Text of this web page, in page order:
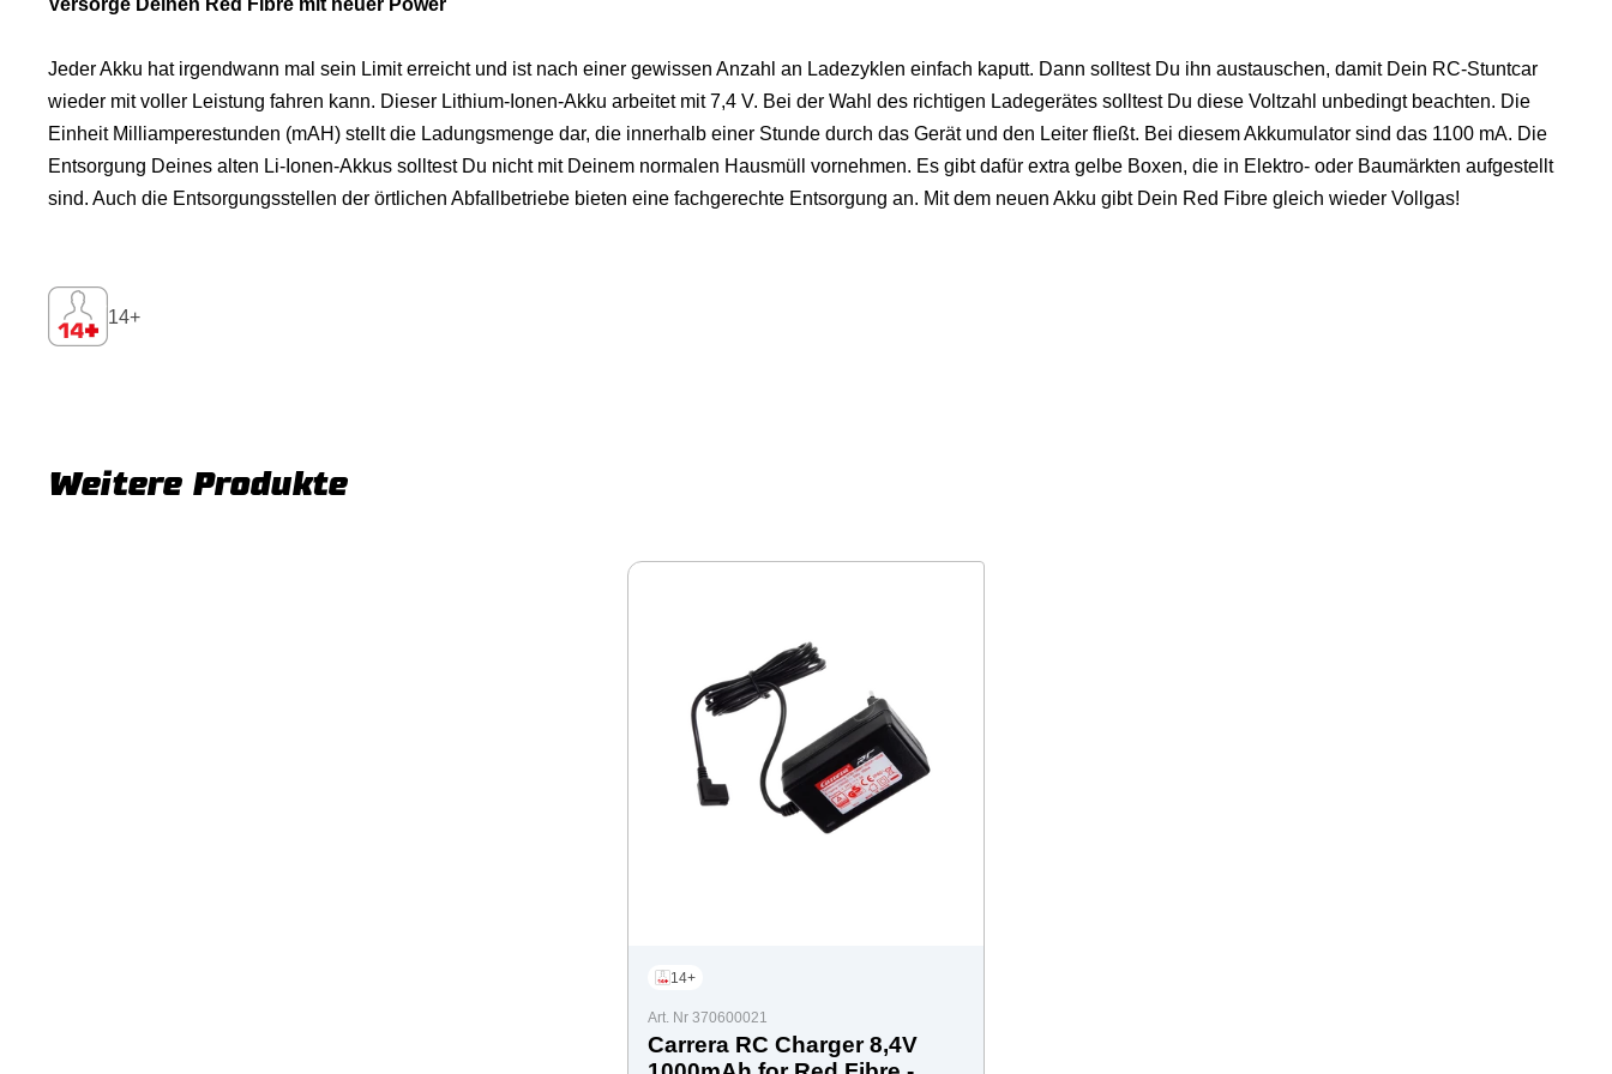
Versorge Deinen Red Fibre mit neuer Power
Jeder Akku hat irgendwann mal sein Limit erreicht und ist nach einer gewissen Anzahl an Ladezyklen einfach kaputt. Dann solltest Du ihn austauschen, damit Dein RC-Stuntcar
wieder mit voller Leistung fahren kann. Dieser Lithium-Ionen-Akku arbeitet mit 7,4 V. Bei der Wahl des richtigen Ladegerätes solltest Du diese Voltzahl unbedingt beachten. Die
Einheit Milliamperestunden (mAH) stellt die Ladungsmenge dar, die innerhalb einer Stunde durch das Gerät und den Leiter fließt. Bei diesem Akkumulator sind das 1100 mA. Die
Entsorgung Deines alten Li-Ionen-Akkus solltest Du nicht mit Deinem normalen Hausmüll vornehmen. Es gibt dafür extra gelbe Boxen, die in Elektro- oder Baumärkten aufgestellt
sind. Auch die Entsorgungsstellen der örtlichen Abfallbetriebe bieten eine fachgerechte Entsorgung an. Mit dem neuen Akku gibt Dein Red Fibre gleich wieder Vollgas!
14+
Weitere Produkte
14+
Art. Nr 370600021
Carrera RC Charger 8,4V